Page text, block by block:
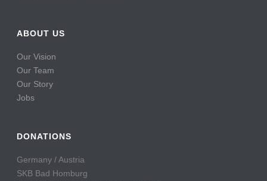
ABOUT US
Our Vision
Our Team
Our Story
Jobs
DONATIONS
Germany / Austria
SKB Bad Homburg